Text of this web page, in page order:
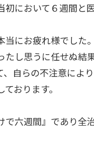
において６週間と
にお疲れ様でした
し思うに任せぬ結
自らの不注意によ
おります。
六週間』であり全